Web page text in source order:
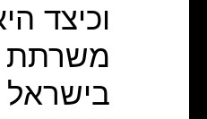
וכיצד
משרתת
בישראל